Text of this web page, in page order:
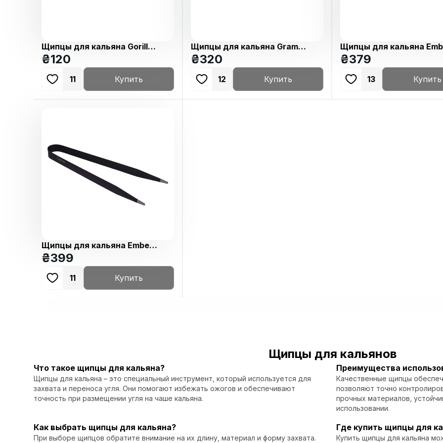
Щипцы для кальяна Gorilla
Silver
₴120
11 Купить
Щипцы для кальяна Gramm
Tongs
₴320
12 Купить
Щипцы для кальяна
Medium-ENVY
₴379
13 Купить
Щипцы для кальяна Embery
Long Black
₴399
11 Купить
Щипцы для кальянов
Что такое щипцы для кальяна?
Щипцы для кальяна – это специальный инструмент, который используется для
захвата и переноса угля. Они помогают избежать ожогов и обеспечивают
точность при размещении угля на чаше кальяна.
Преимущества
Качественные щипцы
позволяют точно
прочных материалов,
использовании.
Как выбрать щипцы для кальяна?
При выборе щипцов обратите внимание на их длину, материал и форму захвата.
Где купить щипцы для
Купить щипцы для кальяна